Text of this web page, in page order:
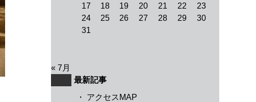
17
18 19 20 21 22
23
24
25 26 27 28 29
30
31
« 7月
最新記事
・
アクセスMAP